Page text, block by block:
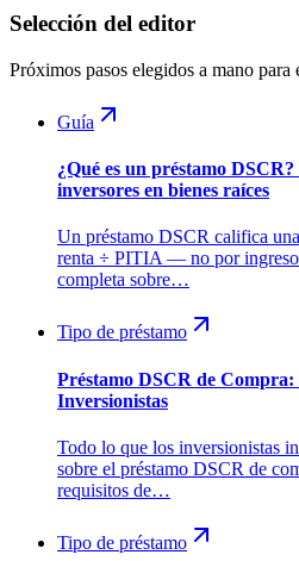
Selección del editor
Próximos pasos elegidos a mano para
Guía
¿Qué es un préstamo
inversores en bienes raíces
Un préstamo DSCR califica
renta ÷ PITIA — no por
completa sobre…
Tipo de préstamo
Préstamo DSCR de
Inversionistas
Todo lo que los inversionistas
sobre el préstamo DSCR de
requisitos de…
Tipo de préstamo